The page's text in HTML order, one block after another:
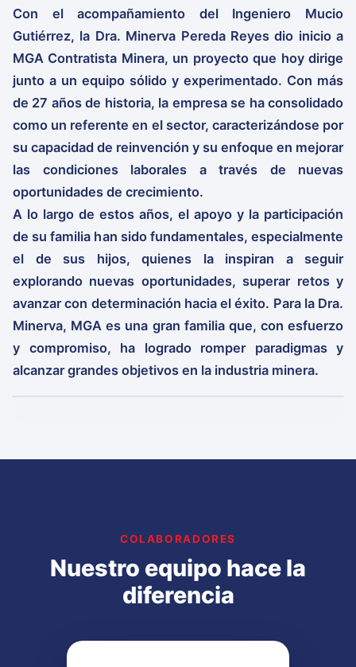
Con el acompañamiento del Ingeniero Mucio
Gutiérrez, la Dra. Minerva Pereda Reyes dio inicio a
MGA Contratista Minera, un proyecto que hoy dirige
junto a un equipo sólido y experimentado. Con más
de 27 años de historia, la empresa se ha consolidado
como un referente en el sector, caracterizándose por
su capacidad de reinvención y su enfoque en mejorar
las condiciones laborales a través de nuevas
oportunidades de crecimiento.
A lo largo de estos años, el apoyo y la participación
de su familia han sido fundamentales, especialmente
el de sus hijos, quienes la inspiran a seguir
explorando nuevas oportunidades, superar retos y
avanzar con determinación hacia el éxito. Para la Dra.
Minerva, MGA es una gran familia que, con esfuerzo
y compromiso, ha logrado romper paradigmas y
alcanzar grandes objetivos en la industria minera.
COLABORADORES
Nuestro equipo hace la
diferencia